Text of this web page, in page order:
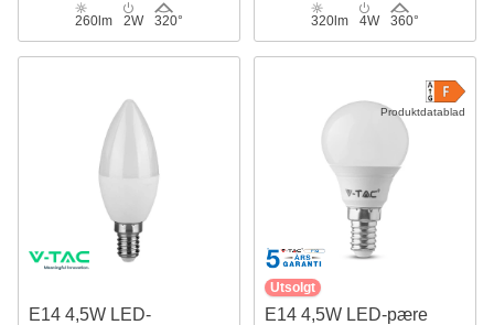
260lm 2W 320° 320lm 4W 360°
E14 4,5W LED-
Produktdatablad
Utsolgt
E14 4,5W LED-pære